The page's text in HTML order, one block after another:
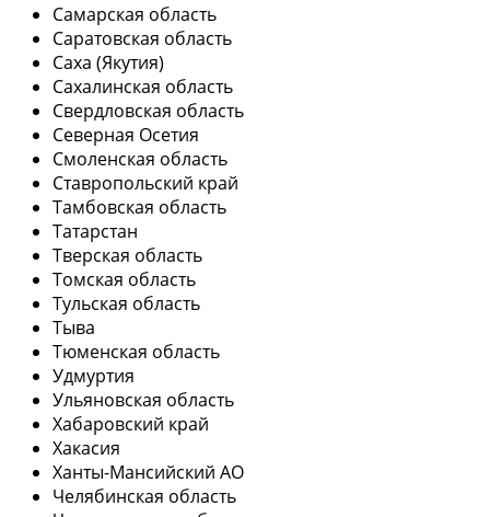
Самарская область
Саратовская область
Саха (Якутия)
Сахалинская область
Свердловская область
Северная Осетия
Смоленская область
Ставропольский край
Тамбовская область
Татарстан
Тверская область
Томская область
Тульская область
Тыва
Тюменская область
Удмуртия
Ульяновская область
Хабаровский край
Хакасия
Ханты-Мансийский АО
Челябинская область